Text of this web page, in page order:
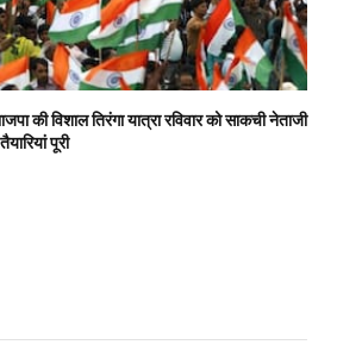
की विशाल तिरंगा यात्रा रविवार को साकची नेताजी
पूरी